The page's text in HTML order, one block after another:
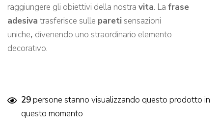
raggiungere gli obiettivi della nostra vita. La frase
adesiva trasferisce sulle pareti sensazioni
uniche, divenendo uno straordinario elemento
decorativo.
29persone stanno visualizzando questo prodotto in
questo momento